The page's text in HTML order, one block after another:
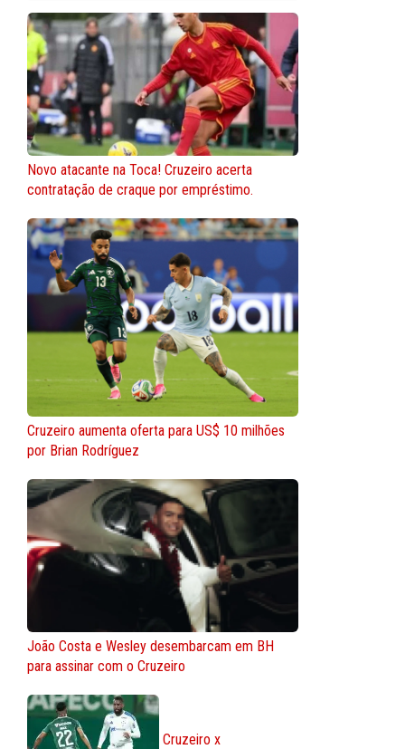
Novo atacante na Toca! Cruzeiro acerta
contratação de craque por empréstimo.
Cruzeiro aumenta oferta para US$ 10 milhões
por Brian Rodríguez
João Costa e Wesley desembarcam em BH
para assinar com o Cruzeiro
Cruzeiro x